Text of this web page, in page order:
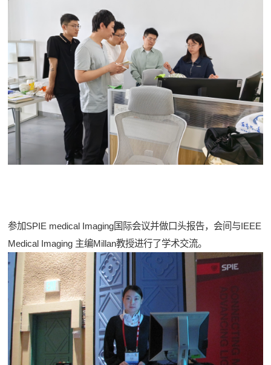
参加SPIE medical Imaging国际会议并做口头报告，会间与IEEE
Medical Imaging 主编Millan教授进行了学术交流。